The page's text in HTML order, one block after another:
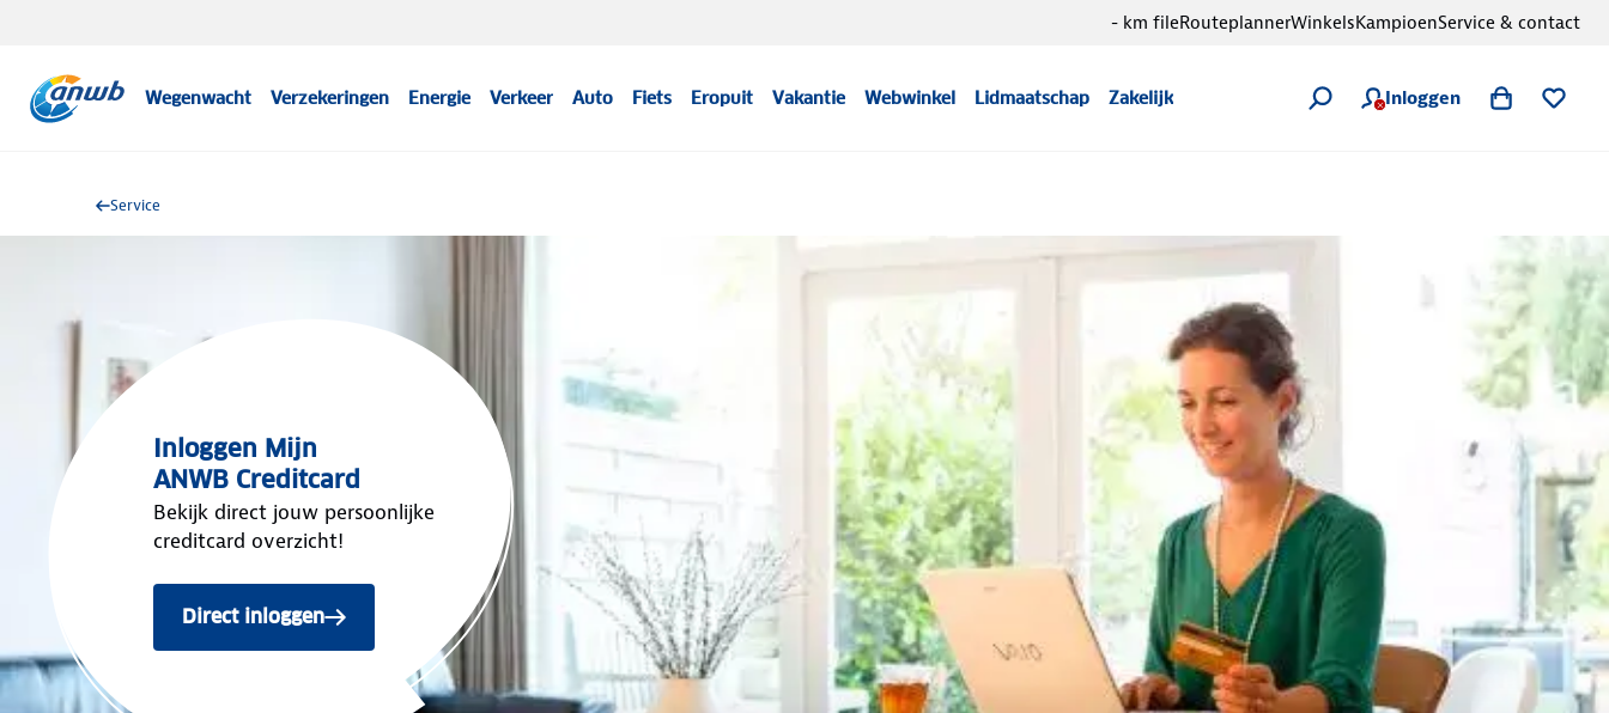
Wegenwacht Verzekeringen Energie Verkeer Auto Fiets Eropuit Vakantie Webwinkel Lidmaatschap Zakelijk Inloggen
- km fileRouteplannerWinkelsKampioenService & contact
Service
Inloggen Mijn
ANWB Creditcard
Bekijk direct jouw persoonlijke
creditcard overzicht!
Direct inloggen